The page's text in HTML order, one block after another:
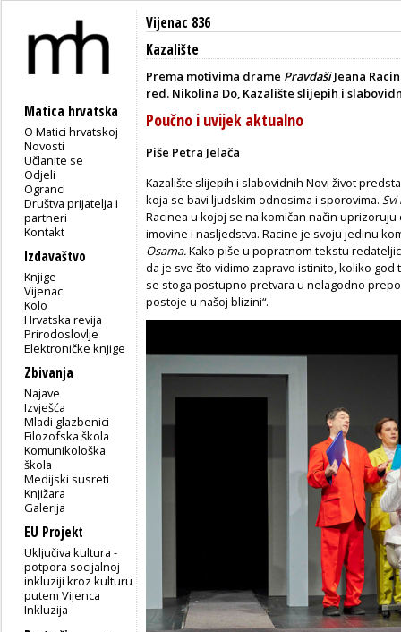
Matica hrvatska
O Matici hrvatskoj
Novosti
Učlanite se
Odjeli
Ogranci
Društva prijatelja i
partneri
Kontakt
Izdavaštvo
Knjige
Vijenac
Kolo
Hrvatska revija
Prirodoslovlje
Elektroničke knjige
Zbivanja
Najave
Izvješća
Mladi glazbenici
Filozofska škola
Komunikološka
škola
Medijski susreti
Knjižara
Galerija
EU Projekt
Uključiva kultura -
potpora socijalnoj
inkluziji kroz kulturu
putem Vijenca
Inkluzija
Vijenac 836
Kazalište
Prema motivima drame PravdašiJeana
red. Nikolina Do, Kazalište slijepih i
Poučno i uvijek aktualno
Piše Petra Jelača
Kazalište slijepih i slabovidnih Novi život
koja se bavi ljudskim odnosima i sporovima.
Racinea u kojoj se na komičan način
imovine i nasljedstva. Racine je svoju jedinu
Osama.Kako piše u popratnom tekstu
da je sve što vidimo zapravo istinito, koliko
se stoga postupno pretvara u nelagodno
postoje u našoj blizini“.